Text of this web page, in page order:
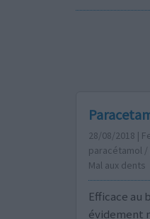
28/08/2018 |
paracétamol
Mal aux dents
Efficace au
évidement